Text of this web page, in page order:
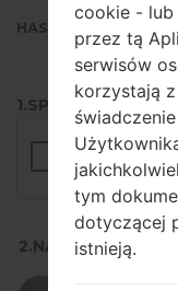
HASH
1.SPRAWDŹ
2.NACIŚNIJ, ABY
cookie - lub
przez tą
serwisów
korzystają
tym
dotyczącej
istnieją.